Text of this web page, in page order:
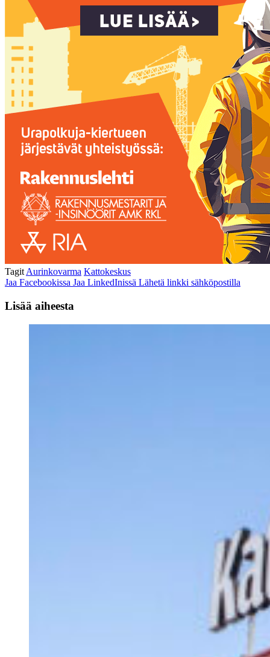
Tagit Aurinkovarma Kattokeskus
Jaa Facebookissa Jaa LinkedInissä Lähetä linkki sähköpostilla
Lisää aiheesta